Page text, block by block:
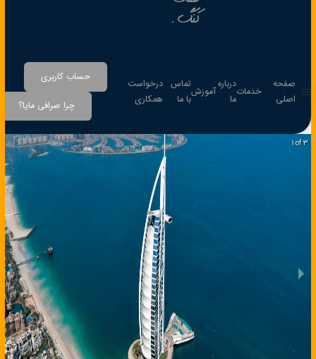
کنگ.
صفحه
اصلی
خدمات
درباره
ما
آموزش
تماس
با ما
درخواست
همکاری
حساب کاربری
چرا صرافی مایا؟
1 of 3